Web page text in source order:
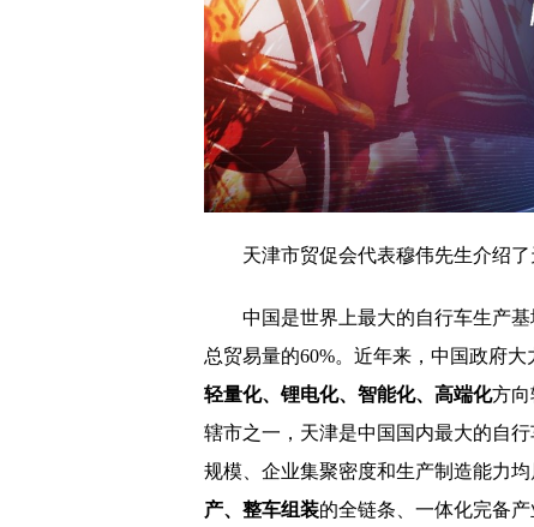
天津市贸促会代表穆伟先生介绍
中国是世界上最大的自行车生产
总贸易量的60%。近年来，中国政府
轻量化、锂电化、智能化、高端化方向
辖市之一，天津是中国国内最大的自
规模、企业集聚密度和生产制造能力
产、整车组装的全链条、一体化完备产